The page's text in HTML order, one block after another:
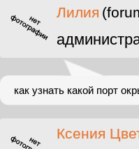
Лилия
как узнать какой порт
Ксения